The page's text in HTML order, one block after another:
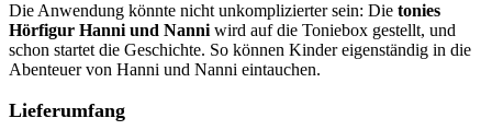
Die Anwendung könnte nicht unkomplizierter sein: Die tonies
Hörfigur Hanni und Nanni wird auf die Toniebox gestellt, und
schon startet die Geschichte. So können Kinder eigenständig in die
Abenteuer von Hanni und Nanni eintauchen.
Lieferumfang